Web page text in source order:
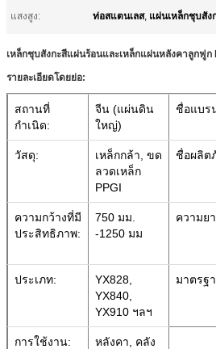
แสงสูง:
ท่อสแตนเลส, แผ่นเหล็กชุบสัง
เหล็กชุบสังกะสีแผ่นร้อนและเหล็กแผ่นหลังคาลูกฟูก
รายละเอียดโดยย่อ:
สถานที่
กำเนิด:
จีน (แผ่นดิน
ใหญ่)
ชื่อแบร
วัสดุ:
เหล็กกล้า, ขด
ลวดเหล็ก
PPGI
ชื่อผลิ
ความกว้างที่มี
ประสิทธิภาพ:
750 มม.
-1250 มม
ความย
ประเภท:
YX828,
YX840,
YX910 ฯลฯ
มาตรฐ
การใช้งาน:
หลังคา, คลัง